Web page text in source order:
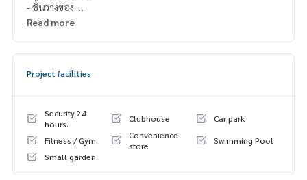
- ชั้นวางของ
- เค้าท์เตอร์ครัว,
- เครื่องทำน้ำอุ่น
- เครื่องซักผ้า
Read more
Project facilities
Security 24
hours.
Clubhouse
Car park
Fitness / Gym
Convenience
store
Swimming Pool
Small garden